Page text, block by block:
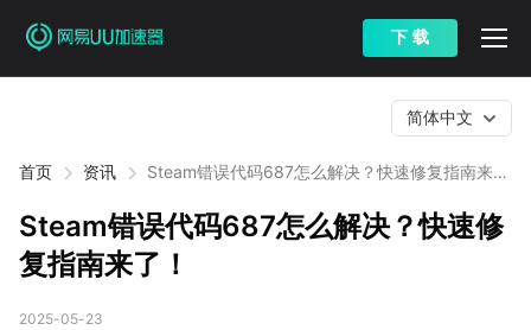
下 载
首页 资讯
Steam错误代码687怎么解决？快速修复指南来
简体中文
Steam错误代码687怎么解决？快速修
复指南来了！
2025-05-23